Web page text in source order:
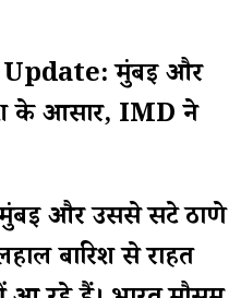
मुंबई और
के आसार, IMD ने
मुंबई और उससे सटे ठाणे
बारिश से राहत